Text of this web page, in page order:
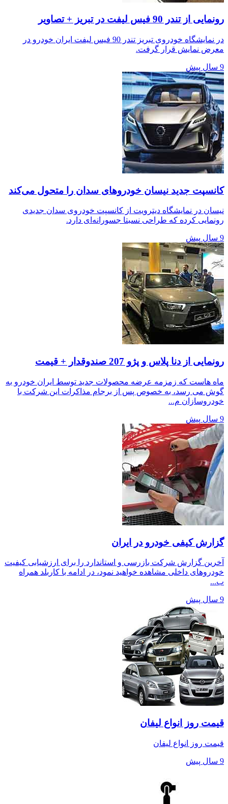
رونمایی از تندر 90 فیس لیفت در تبریز + تصاویر
در نمایشگاه خودروی تبریز تندر 90 فیس لیفت ایران خودرو در
معرض نمایش قرار گرفت.
9 سال پیش
کانسپت جدید نیسان خودروهای سدان را متحول می‌کند
نیسان در نمایشگاه دیترویت از کانسپت خودروی سدان جدیدی
رونمایی کرده که طراحی‌ نسبتا جسورانه‌ای دارد.
9 سال پیش
رونمایی از دنا پلاس و پژو 207 صندوقدار + قیمت
ماه هاست که زمزمه عرضه محصولات جدید توسط ایران خودرو به
گوش می رسد، به خصوص پس از برجام مذاکرات این شرکت با
خودروسازان م...
9 سال پیش
گزارش کیفی خودرو در ایران
آخرین گزارش شرکت بازرسی و استاندارد را برای ارزشیابی کیفیت
خودروهای داخلی مشاهده خواهید نمود، در ادامه با کاربلد همراه
ب...
9 سال پیش
قیمت روز انواع لیفان
قیمت روز انواع لیفان
9 سال پیش